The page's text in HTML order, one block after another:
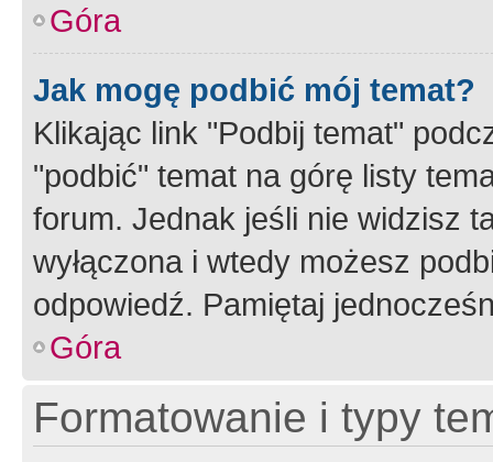
Góra
Jak mogę podbić mój temat?
Klikając link "Podbij temat"
"podbić" temat na górę listy
forum. Jednak jeśli nie widzisz
wyłączona i wtedy możesz
odpowiedź. Pamiętaj
Góra
Formatowanie i typy